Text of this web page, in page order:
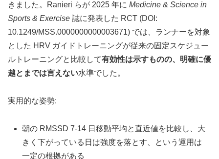
きました。Ranieri らが 2025 年に Medicine & Science in
Sports & Exercise 誌に発表した RCT (DOI:
10.1249/MSS.0000000000003671) では、ランナーを対象
とした HRV ガイドトレーニングが従来の固定スケジュー
ルトレーニングと比較して有効性は示すものの、明確に優
越とまでは言えない水準でした。
実用的な姿勢:
朝の RMSSD 7-14 日移動平均と直近値を比較し、大
きく下がっている日は強度を落とす、という運用は
一定の根拠がある